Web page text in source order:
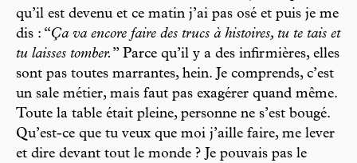
qu’il est devenu et ce matin j’ai pas osé et puis je me
dis : “Ça va encore faire des trucs à histoires, tu te tais et
tu laisses tomber. ” Parce qu’il y a des infirmières, elles
sont pas toutes marrantes, hein. Je comprends, c’est
un sale métier, mais faut pas exagérer quand même.
Toute la table était pleine, personne ne s’est bougé.
Qu’est-ce que tu veux que moi j’aille faire, me lever
et dire devant tout le monde ? Je pouvais pas le